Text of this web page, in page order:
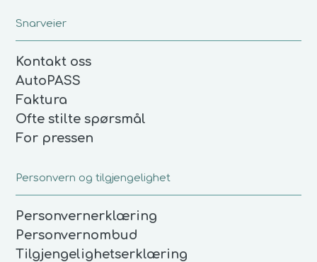
Snarveier
Kontakt oss
AutoPASS
Faktura
Ofte stilte spørsmål
For pressen
Personvern og tilgjengelighet
Personvernerklæring
Personvernombud
Tilgjengelighetserklæring